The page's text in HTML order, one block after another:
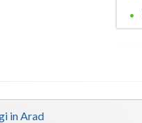
in Arad